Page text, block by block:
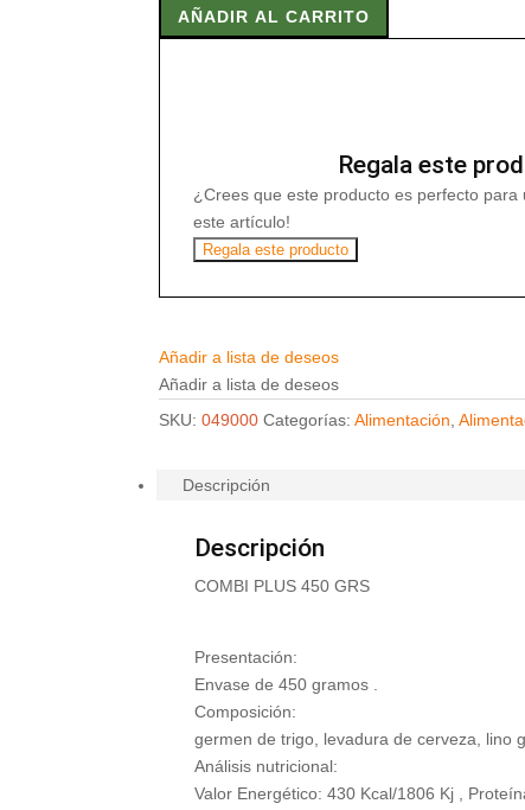
450GRS
AÑADIR AL CARRITO
Regala este
¿Crees que este producto es perfecto
este artículo!
Regala este producto
Añadir a lista de deseos
Añadir a lista de deseos
SKU:049000 Categorías:Alimentación,
Descripción
Descripción
COMBI PLUS 450 GRS
Presentación:
Envase de 450 gramos .
Composición:
germen de trigo, levadura de cerveza, lino
Análisis nutricional:
Valor Energético: 430 Kcal/1806 Kj ,